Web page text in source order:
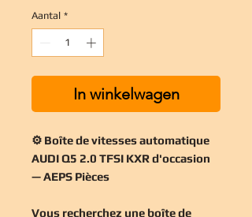
Aantal *
In winkelwagen
⚙️ Boîte de vitesses automatique
AUDI Q5 2.0 TFSI KXR d'occasion
— AEPS Pièces
Vous recherchez une boîte de